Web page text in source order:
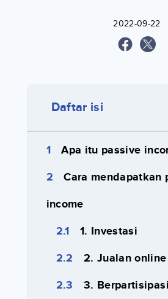
2022-09-22
Daftar isi
Apa itu passive
Cara mendapatkan
income
1. Investasi
2. Jualan online
3.